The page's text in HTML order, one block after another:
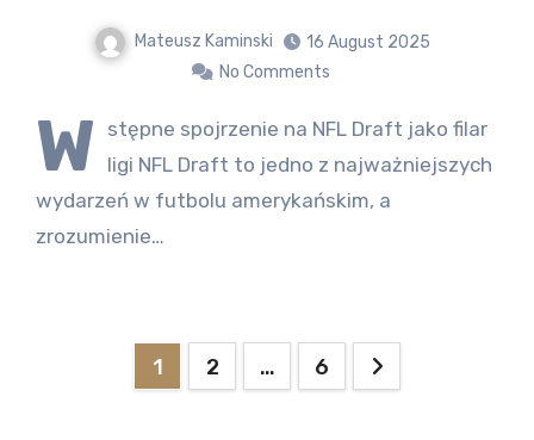
Mateusz Kaminski
16 August 2025
No Comments
W
stępne spojrzenie na NFL Draft jako filar
ligi NFL Draft to jedno z najważniejszych
wydarzeń w futbolu amerykańskim, a
zrozumienie…
1 2 … 6